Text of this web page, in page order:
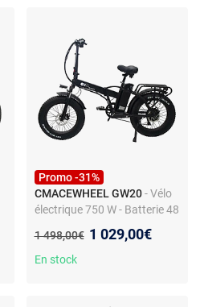
Promo -31%
CMACEWHEEL GW20 - Vélo
électrique 750 W - Batterie 48
modes de conduite
Ancien prix :
1 498,00€ Nouveau prix :
1 029,00€
En stock